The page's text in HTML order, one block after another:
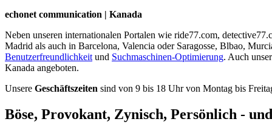
echonet communication | Kanada
Neben unseren internationalen Portalen wie ride77.com,
Madrid als auch in Barcelona, Valencia oder Saragosse, Blbao,
Benutzerfreundlichkeit und Suchmaschinen-Optimierung. Auch
Kanada angeboten.
Unsere Geschäftszeiten sind von 9 bis 18 Uhr von Montag bis
Böse, Provokant, Zynisch, Persönlich -